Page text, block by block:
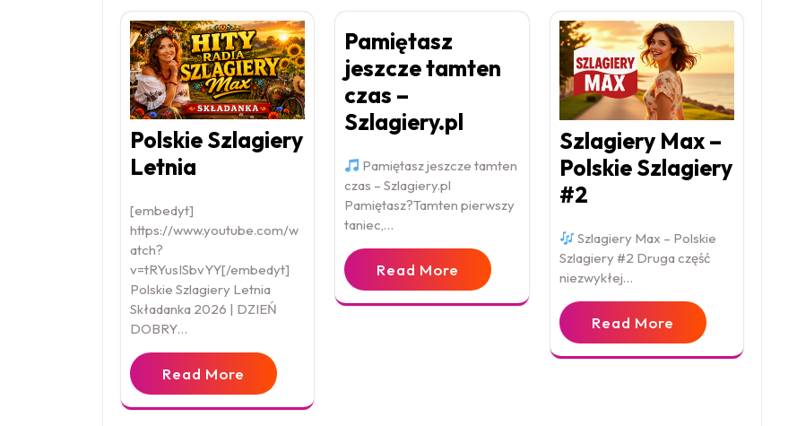
Polskie Szlagiery
Letnia
[embedyt]
https://www.youtube.com/w
atch?
v=tRYusISbvYY[/embedyt]
Polskie Szlagiery Letnia
Składanka 2026 | DZIEŃ
DOBRY…
Read More
Pamiętasz
jeszcze tamten
czas –
Szlagiery.pl
Pamiętasz jeszcze tamten
czas – Szlagiery.pl
Pamiętasz?Tamten pierwszy
taniec,…
Read More
Szlagiery Max –
Polskie Szlagiery
#2
Szlagiery Max – Polskie
Szlagiery #2 Druga część
niezwykłej…
Read More